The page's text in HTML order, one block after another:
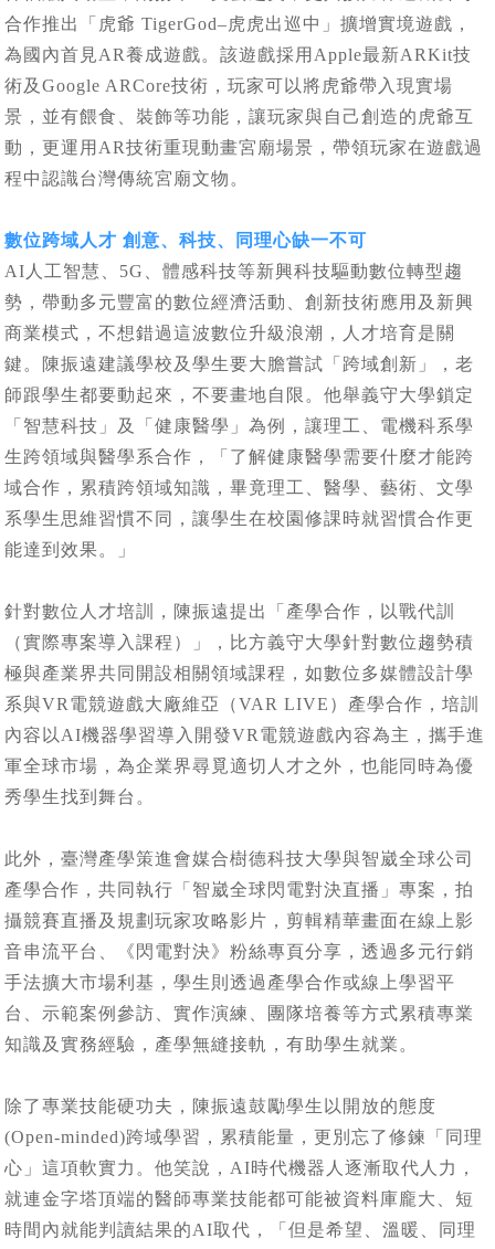
合作推出「虎爺 TigerGod–虎虎出巡中」擴增實境遊戲，
為國內首見AR養成遊戲。該遊戲採用Apple最新ARKit技
術及Google ARCore技術，玩家可以將虎爺帶入現實場
景，並有餵食、裝飾等功能，讓玩家與自己創造的虎爺互
動，更運用AR技術重現動畫宮廟場景，帶領玩家在遊戲過
程中認識台灣傳統宮廟文物。
數位跨域人才 創意、科技、同理心缺一不可
AI人工智慧、5G、體感科技等新興科技驅動數位轉型趨
勢，帶動多元豐富的數位經濟活動、創新技術應用及新興
商業模式，不想錯過這波數位升級浪潮，人才培育是關
鍵。陳振遠建議學校及學生要大膽嘗試「跨域創新」，老
師跟學生都要動起來，不要畫地自限。他舉義守大學鎖定
「智慧科技」及「健康醫學」為例，讓理工、電機科系學
生跨領域與醫學系合作，「了解健康醫學需要什麼才能跨
域合作，累積跨領域知識，畢竟理工、醫學、藝術、文學
系學生思維習慣不同，讓學生在校園修課時就習慣合作更
能達到效果。」
針對數位人才培訓，陳振遠提出「產學合作，以戰代訓
（實際專案導入課程）」，比方義守大學針對數位趨勢積
極與產業界共同開設相關領域課程，如數位多媒體設計學
系與VR電競遊戲大廠維亞（VAR LIVE）產學合作，培訓
內容以AI機器學習導入開發VR電競遊戲內容為主，攜手進
軍全球市場，為企業界尋覓適切人才之外，也能同時為優
秀學生找到舞台。
此外，臺灣產學策進會媒合樹德科技大學與智崴全球公司
產學合作，共同執行「智崴全球閃電對決直播」專案，拍
攝競賽直播及規劃玩家攻略影片，剪輯精華畫面在線上影
音串流平台、《閃電對決》粉絲專頁分享，透過多元行銷
手法擴大市場利基，學生則透過產學合作或線上學習平
台、示範案例參訪、實作演練、團隊培養等方式累積專業
知識及實務經驗，產學無縫接軌，有助學生就業。
除了專業技能硬功夫，陳振遠鼓勵學生以開放的態度
(Open-minded)跨域學習，累積能量，更別忘了修鍊「同理
心」這項軟實力。他笑說，AI時代機器人逐漸取代人力，
就連金字塔頂端的醫師專業技能都可能被資料庫龐大、短
時間內就能判讀結果的AI取代，「但是希望、溫暖、同理